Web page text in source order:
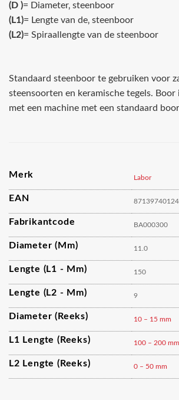
(D )= Diameter‚ steenboor
(L1)= Lengte van de‚ steenboor
(L2)= Spiraallengte van de steenboor
Standaard steenboor te gebruiken voor
steensoorten en keramische tegels. Boor
met een machine met een standaard
Merk Labor
EAN
Fabrikantcode BA000300
Diameter (mm) 11.0
Lengte (L1 - Mm) 150
Lengte (L2 - Mm) 9
Diameter (reeks) 10 – 15 mm
L1 Lengte (reeks) 100 – 200 mm
L2 Lengte (reeks) 0 – 50 mm